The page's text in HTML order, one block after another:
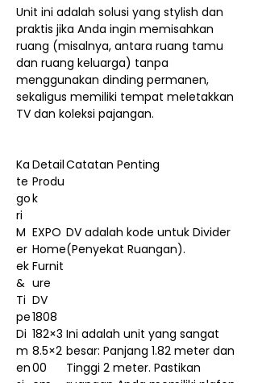
Unit ini adalah solusi yang stylish dan
praktis jika Anda ingin memisahkan
ruang (misalnya, antara ruang tamu
dan ruang keluarga) tanpa
menggunakan dinding permanen,
sekaligus memiliki tempat meletakkan
TV dan koleksi pajangan.
Ka
te
go
ri
Detail
Produ
k
Catatan Penting
M
er
ek
&
Ti
pe
EXPO
Home
Furnit
ure
DV
1808
DV adalah kode untuk Divider
(Penyekat Ruangan).
Di
m
en
182×3
8.5×2
00
Ini adalah unit yang sangat
besar: Panjang 1.82 meter dan
Tinggi 2 meter. Pastikan